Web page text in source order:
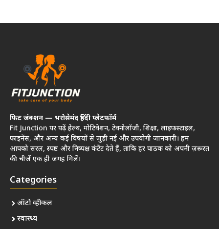
फिट जंक्शन — भरोसेमंद हिंदी प्लेटफॉर्म
Fit Junction पर पढ़ें हेल्थ, मोटिवेशन, टेक्नोलॉजी, शिक्षा, लाइफस्टाइल,
फाइनेंस, और अन्य कई विषयों से जुड़ी नई और उपयोगी जानकारी। हम
आपको सरल, स्पष्ट और निष्पक्ष कंटेंट देते हैं, ताकि हर पाठक को अपनी ज़रूरत
की चीजें एक ही जगह मिलें।
Categories
ऑटो व्हीकल
स्वास्थ्य